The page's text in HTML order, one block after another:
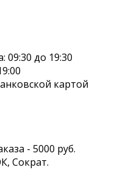
09:30 до 19:30
картой
- 5000 руб.
Сократ.